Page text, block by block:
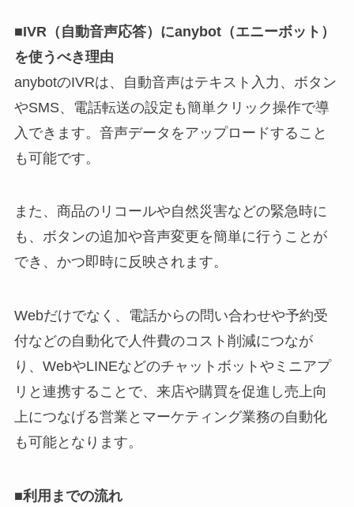
■IVR（自動音声応答）にanybot（エニーボット）
を使うべき理由
anybotのIVRは、自動音声はテキスト入力、ボタン
やSMS、電話転送の設定も簡単クリック操作で導
入できます。音声データをアップロードすること
も可能です。
また、商品のリコールや自然災害などの緊急時に
も、ボタンの追加や音声変更を簡単に行うことが
でき、かつ即時に反映されます。
Webだけでなく、電話からの問い合わせや予約受
付などの自動化で人件費のコスト削減につなが
り、WebやLINEなどのチャットボットやミニアプ
リと連携することで、来店や購買を促進し売上向
上につなげる営業とマーケティング業務の自動化
も可能となります。
■利用までの流れ